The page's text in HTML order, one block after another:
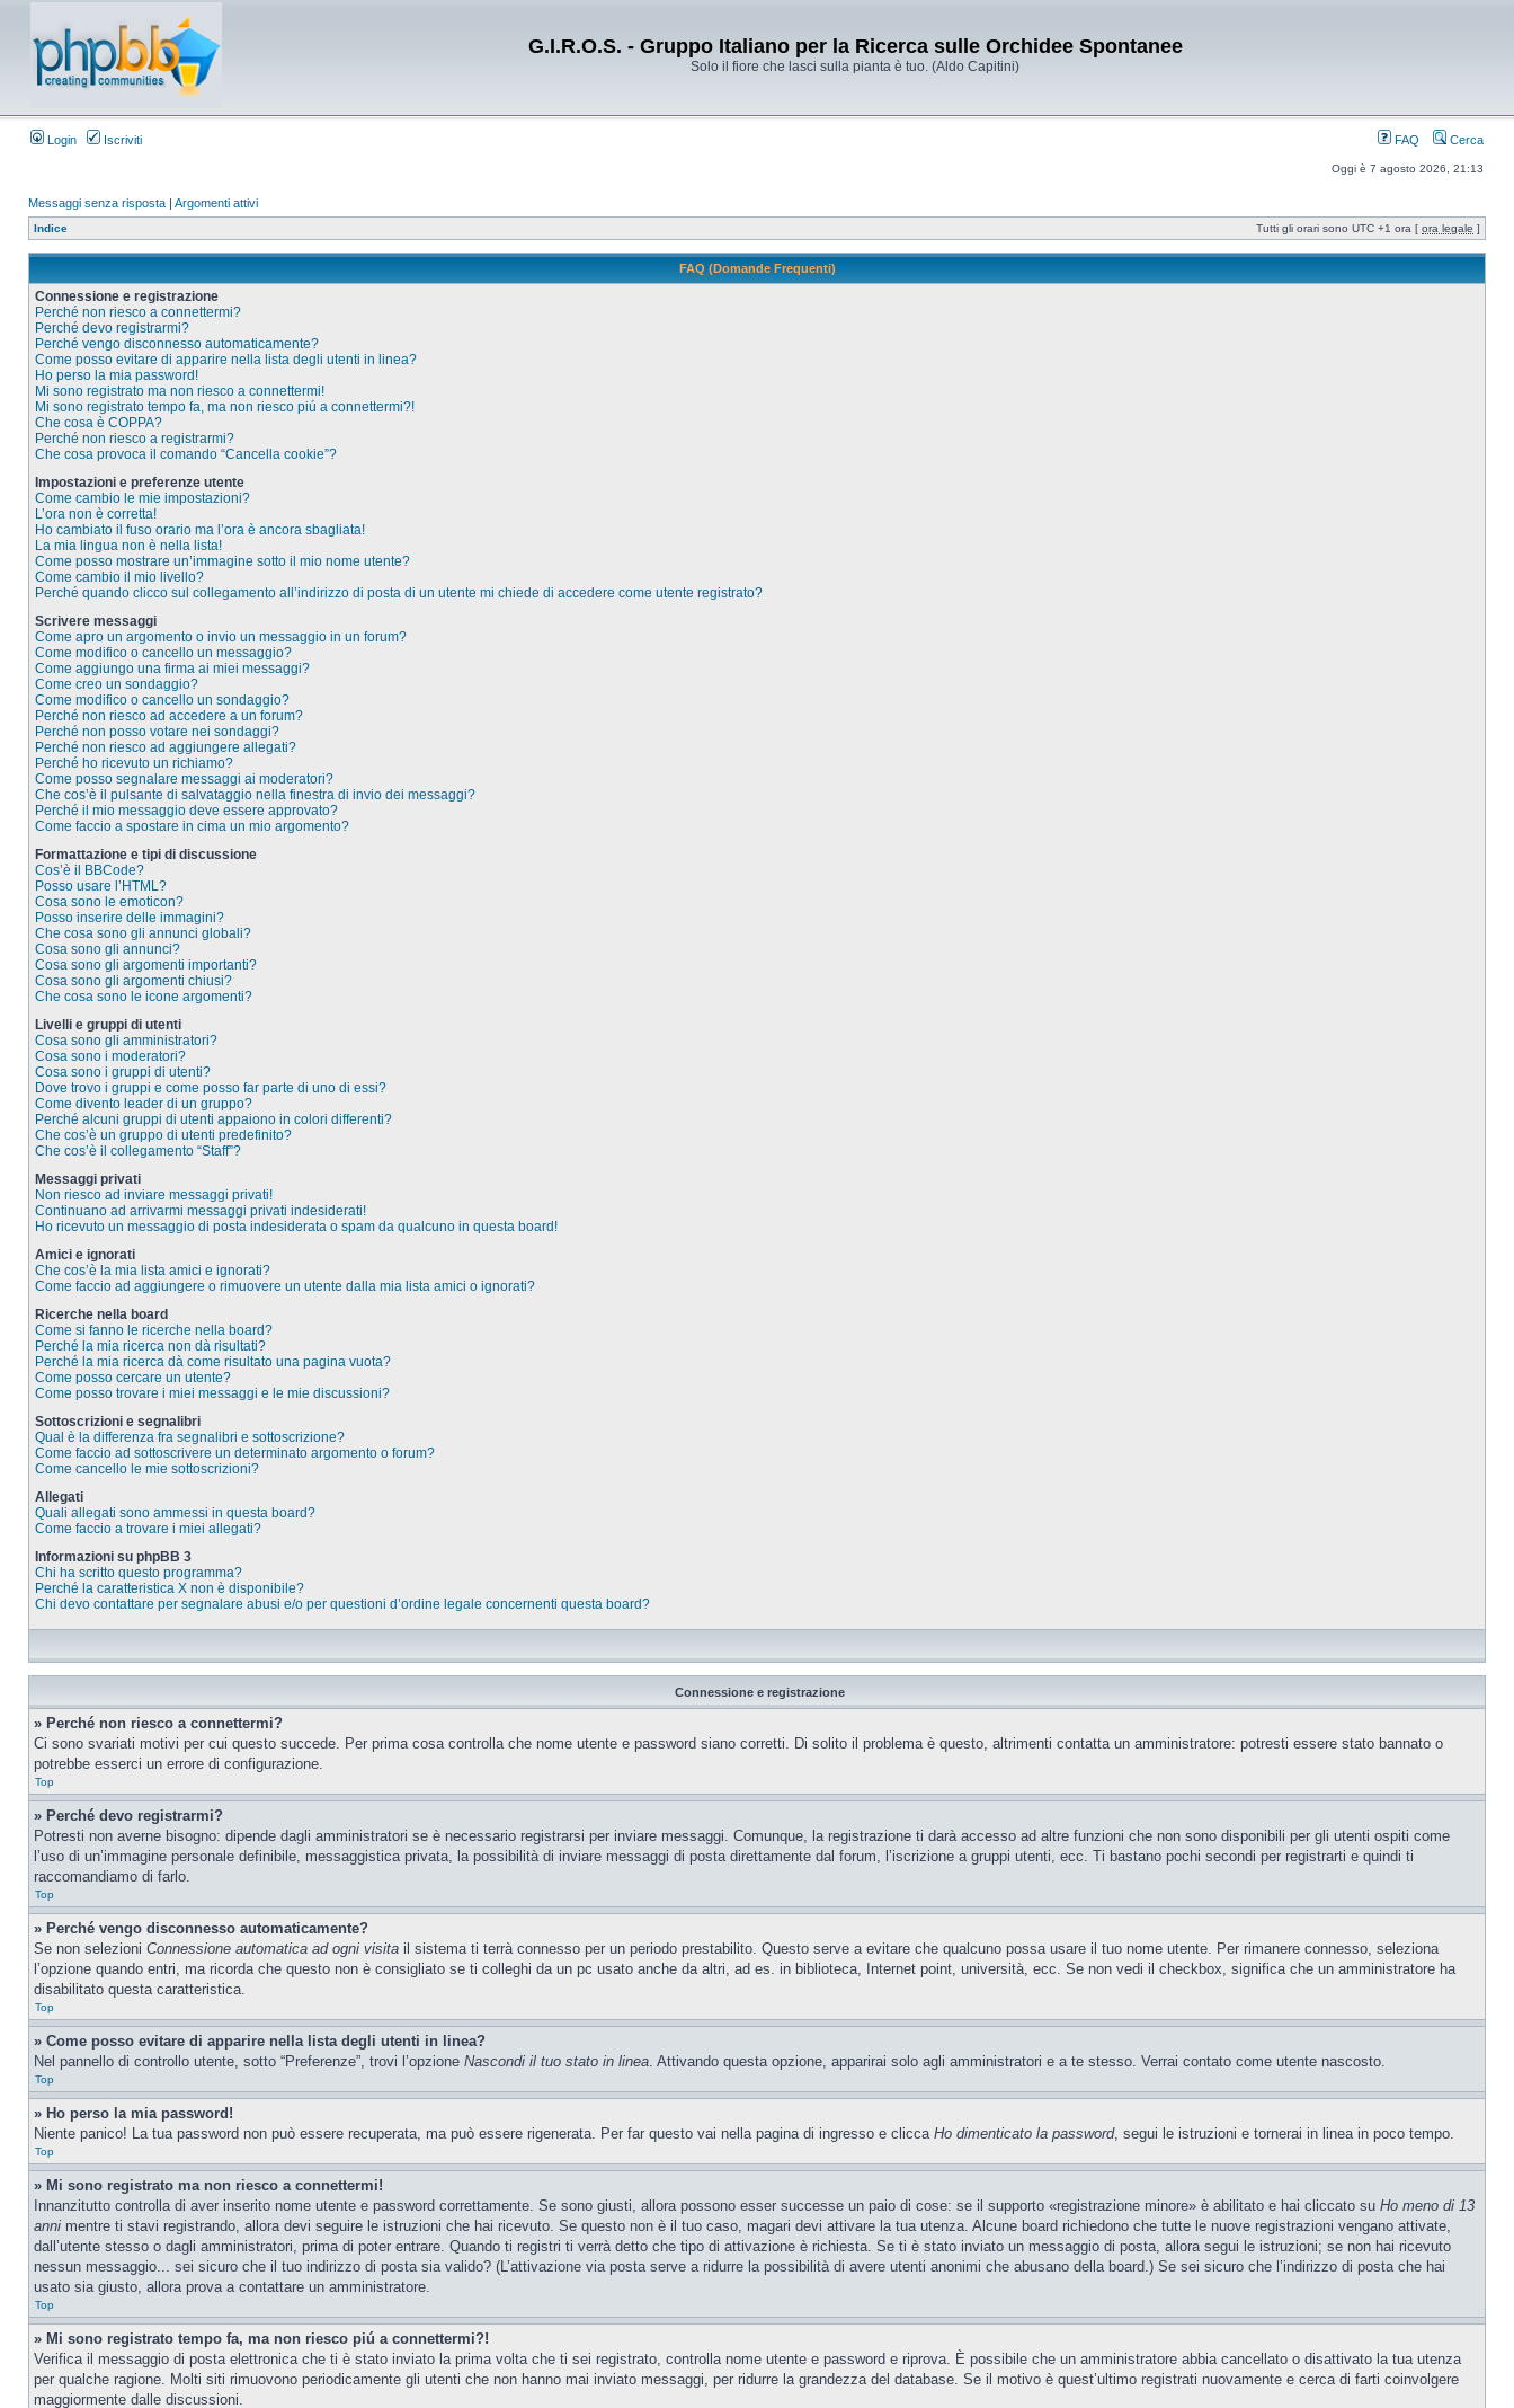
G.I.R.O.S. - Gruppo Italiano per la Ricerca sulle Orchidee Spontanee
Solo il fiore che lasci sulla pianta è tuo. (Aldo Capitini)
Login Iscriviti FAQ Cerca
Oggi è 7 agosto 2026, 21:13
Messaggi senza risposta | Argomenti attivi
Indice Tutti gli orari sono UTC +1 ora [ ora legale ]
FAQ (Domande Frequenti)
Connessione e registrazione
Perché non riesco a connettermi?
Perché devo registrarmi?
Perché vengo disconnesso automaticamente?
Come posso evitare di apparire nella lista degli utenti in linea?
Ho perso la mia password!
Mi sono registrato ma non riesco a connettermi!
Mi sono registrato tempo fa, ma non riesco piú a connettermi?!
Che cosa è COPPA?
Perché non riesco a registrarmi?
Che cosa provoca il comando “Cancella cookie”?
Impostazioni e preferenze utente
Come cambio le mie impostazioni?
L’ora non è corretta!
Ho cambiato il fuso orario ma l’ora è ancora sbagliata!
La mia lingua non è nella lista!
Come posso mostrare un’immagine sotto il mio nome utente?
Come cambio il mio livello?
Perché quando clicco sul collegamento all’indirizzo di posta di un utente mi chiede di accedere come utente registrato?
Scrivere messaggi
Come apro un argomento o invio un messaggio in un forum?
Come modifico o cancello un messaggio?
Come aggiungo una firma ai miei messaggi?
Come creo un sondaggio?
Come modifico o cancello un sondaggio?
Perché non riesco ad accedere a un forum?
Perché non posso votare nei sondaggi?
Perché non riesco ad aggiungere allegati?
Perché ho ricevuto un richiamo?
Come posso segnalare messaggi ai moderatori?
Che cos’è il pulsante di salvataggio nella finestra di invio dei messaggi?
Perché il mio messaggio deve essere approvato?
Come faccio a spostare in cima un mio argomento?
Formattazione e tipi di discussione
Cos’è il BBCode?
Posso usare l’HTML?
Cosa sono le emoticon?
Posso inserire delle immagini?
Che cosa sono gli annunci globali?
Cosa sono gli annunci?
Cosa sono gli argomenti importanti?
Cosa sono gli argomenti chiusi?
Che cosa sono le icone argomenti?
Livelli e gruppi di utenti
Cosa sono gli amministratori?
Cosa sono i moderatori?
Cosa sono i gruppi di utenti?
Dove trovo i gruppi e come posso far parte di uno di essi?
Come divento leader di un gruppo?
Perché alcuni gruppi di utenti appaiono in colori differenti?
Che cos’è un gruppo di utenti predefinito?
Che cos’è il collegamento “Staff”?
Messaggi privati
Non riesco ad inviare messaggi privati!
Continuano ad arrivarmi messaggi privati indesiderati!
Ho ricevuto un messaggio di posta indesiderata o spam da qualcuno in questa board!
Amici e ignorati
Che cos’è la mia lista amici e ignorati?
Come faccio ad aggiungere o rimuovere un utente dalla mia lista amici o ignorati?
Ricerche nella board
Come si fanno le ricerche nella board?
Perché la mia ricerca non dà risultati?
Perché la mia ricerca dà come risultato una pagina vuota?
Come posso cercare un utente?
Come posso trovare i miei messaggi e le mie discussioni?
Sottoscrizioni e segnalibri
Qual è la differenza fra segnalibri e sottoscrizione?
Come faccio ad sottoscrivere un determinato argomento o forum?
Come cancello le mie sottoscrizioni?
Allegati
Quali allegati sono ammessi in questa board?
Come faccio a trovare i miei allegati?
Informazioni su phpBB 3
Chi ha scritto questo programma?
Perché la caratteristica X non è disponibile?
Chi devo contattare per segnalare abusi e/o per questioni d’ordine legale concernenti questa board?
Connessione e registrazione
» Perché non riesco a connettermi?
Ci sono svariati motivi per cui questo succede. Per prima cosa controlla che nome utente e password siano corretti. Di solito il problema è questo, altrimenti contatta un amministratore: potresti essere stato bannato o
potrebbe esserci un errore di configurazione.
Top
» Perché devo registrarmi?
Potresti non averne bisogno: dipende dagli amministratori se è necessario registrarsi per inviare messaggi. Comunque, la registrazione ti darà accesso ad altre funzioni che non sono disponibili per gli utenti ospiti come
l’uso di un’immagine personale definibile, messaggistica privata, la possibilità di inviare messaggi di posta direttamente dal forum, l’iscrizione a gruppi utenti, ecc. Ti bastano pochi secondi per registrarti e quindi ti
raccomandiamo di farlo.
Top
» Perché vengo disconnesso automaticamente?
Se non selezioni Connessione automatica ad ogni visita il sistema ti terrà connesso per un periodo prestabilito. Questo serve a evitare che qualcuno possa usare il tuo nome utente. Per rimanere connesso, seleziona
l’opzione quando entri, ma ricorda che questo non è consigliato se ti colleghi da un pc usato anche da altri, ad es. in biblioteca, Internet point, università, ecc. Se non vedi il checkbox, significa che un amministratore ha
disabilitato questa caratteristica.
Top
» Come posso evitare di apparire nella lista degli utenti in linea?
Nel pannello di controllo utente, sotto “Preferenze”, trovi l’opzione Nascondi il tuo stato in linea. Attivando questa opzione, apparirai solo agli amministratori e a te stesso. Verrai contato come utente nascosto.
Top
» Ho perso la mia password!
Niente panico! La tua password non può essere recuperata, ma può essere rigenerata. Per far questo vai nella pagina di ingresso e clicca Ho dimenticato la password, segui le istruzioni e tornerai in linea in poco tempo.
Top
» Mi sono registrato ma non riesco a connettermi!
Innanzitutto controlla di aver inserito nome utente e password correttamente. Se sono giusti, allora possono esser successe un paio di cose: se il supporto «registrazione minore» è abilitato e hai cliccato su Ho meno di 13
anni mentre ti stavi registrando, allora devi seguire le istruzioni che hai ricevuto. Se questo non è il tuo caso, magari devi attivare la tua utenza. Alcune board richiedono che tutte le nuove registrazioni vengano attivate,
dall’utente stesso o dagli amministratori, prima di poter entrare. Quando ti registri ti verrà detto che tipo di attivazione è richiesta. Se ti è stato inviato un messaggio di posta, allora segui le istruzioni; se non hai ricevuto
nessun messaggio... sei sicuro che il tuo indirizzo di posta sia valido? (L’attivazione via posta serve a ridurre la possibilità di avere utenti anonimi che abusano della board.) Se sei sicuro che l’indirizzo di posta che hai
usato sia giusto, allora prova a contattare un amministratore.
Top
» Mi sono registrato tempo fa, ma non riesco piú a connettermi?!
Verifica il messaggio di posta elettronica che ti è stato inviato la prima volta che ti sei registrato, controlla nome utente e password e riprova. È possibile che un amministratore abbia cancellato o disattivato la tua utenza
per qualche ragione. Molti siti rimuovono periodicamente gli utenti che non hanno mai inviato messaggi, per ridurre la grandezza del database. Se il motivo è quest’ultimo registrati nuovamente e cerca di farti coinvolgere
maggiormente dalle discussioni.